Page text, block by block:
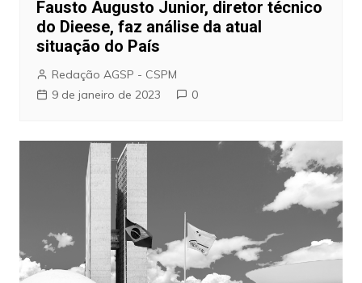
Fausto Augusto Junior, diretor técnico
do Dieese, faz análise da atual
situação do País
Redação AGSP - CSPM
9 de janeiro de 2023
0